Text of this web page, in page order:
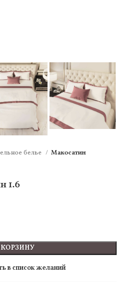
белье Макосатин
1.6
КОРЗИНУ
в список желаний